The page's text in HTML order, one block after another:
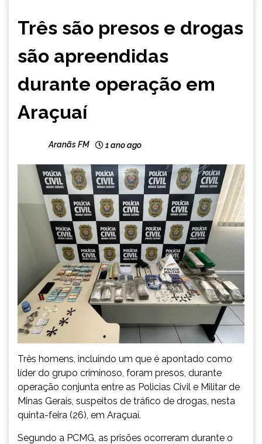
GERAIS
Três são presos e drogas
são apreendidas
durante operação em
Araçuaí
Aranãs FM 1 ano ago
Três homens, incluindo um que é apontado como
líder do grupo criminoso, foram presos, durante
operação conjunta entre as Policias Civil e Militar de
Minas Gerais, suspeitos de tráfico de drogas, nesta
quinta-feira (26), em Araçuaí.
Segundo a PCMG, as prisões ocorreram durante o